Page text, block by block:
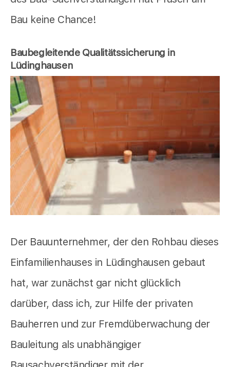
Bau keine Chance!
Baubegleitende Qualitätssicherung in
Lüdinghausen
Der Bauunternehmer, der den Rohbau dieses
Einfamilienhauses in Lüdinghausen gebaut
hat, war zunächst gar nicht glücklich
darüber, dass ich, zur Hilfe der privaten
Bauherren und zur Fremdüberwachung der
Bauleitung als unabhängiger